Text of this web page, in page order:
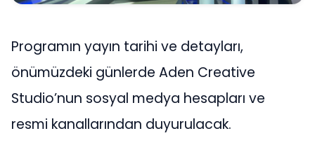
Programın yayın tarihi ve detayları,
önümüzdeki günlerde Aden Creative
Studio’nun sosyal medya hesapları ve
resmi kanallarından duyurulacak.